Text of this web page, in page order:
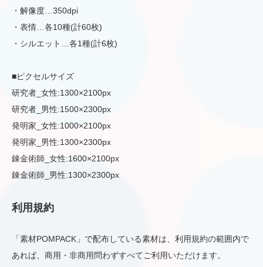
・解像度…350dpi
・表情…各10種(計60枚)
・シルエット…各1種(計6枚)
■ピクセルサイズ
研究者_女性:1300×2100px
研究者_男性:1500×2300px
発明家_女性:1000×2100px
発明家_男性:1300×2300px
錬金術師_女性:1600×2100px
錬金術師_男性:1300×2300px
利用規約
「素材POMPACK」で配布している素材は、利用規約の範囲内で
あれば、商用・非商用問わずすべてご利用いただけます。